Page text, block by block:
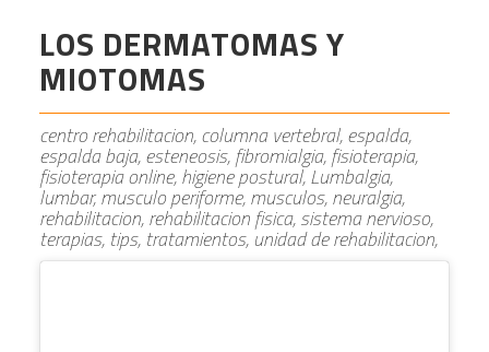
LOS DERMATOMAS Y
MIOTOMAS
centro rehabilitacion, columna vertebral, espalda,
espalda baja, esteneosis, fibromialgia, fisioterapia,
fisioterapia online, higiene postural, Lumbalgia,
lumbar, musculo periforme, musculos, neuralgia,
rehabilitacion, rehabilitacion fisica, sistema nervioso,
terapias, tips, tratamientos, unidad de rehabilitacion,